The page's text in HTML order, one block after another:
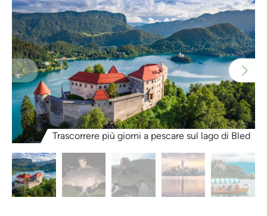
Trascorrere più giorni a pescare sul lago di Bled